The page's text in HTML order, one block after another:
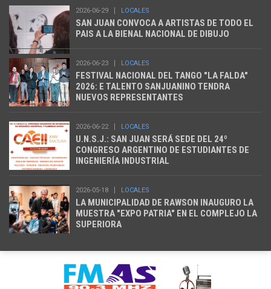
2026-06-29 LOCALES
SAN JUAN CONVOCA A ARTISTAS DE TODO EL
PAIS A LA BIENAL NACIONAL DE DIBUJO
2026-06-23 LOCALES
FESTIVAL NACIONAL DEL TANGO "LA FALDA"
2026: E TALENTO SANJUANINO TENDRA
NUEVOS REPRESENTANTES
2026-06-22 LOCALES
U.N.S.J.: SAN JUAN SERÁ SEDE DEL 24º
CONGRESO ARGENTINO DE ESTUDIANTES DE
INGENIERÍA INDUSTRIAL
2026-05-18 LOCALES
LA MUNICIPALIDAD DE RAWSON INAUGURO LA
MUESTRA "EXPO PATRIA" EN EL COMPLEJO LA
SUPERIORA